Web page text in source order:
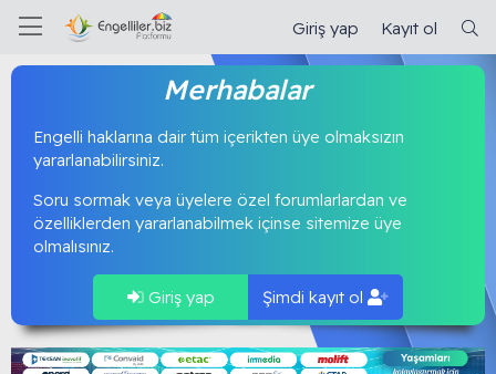
Giriş yap Kayıt ol
Merhabalar
Engelli haklarına dair tüm içerikten üye olmaksızın
yararlanabilirsiniz.
Soru sormak veya üyelere özel forumlarlardan ve
özelliklerden yararlanabilmek içinse sitemize üye
olmalısınız.
Giriş yap Şimdi kayıt ol